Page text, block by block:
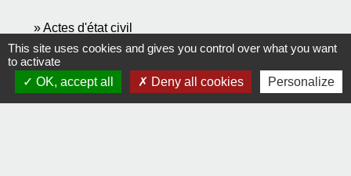
Actes d'état civil
Papiers - Citoyenneté - Élections
Demande d'asile (réfugié, protection subsidiaire,
apatride)
Étranger - Europe
This site uses cookies and gives you control over what you want
to activate
OK, accept all
Deny all cookies Personalize